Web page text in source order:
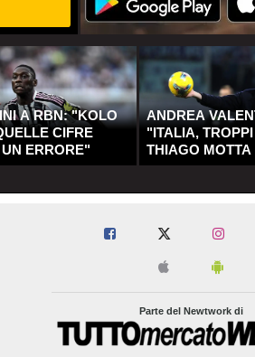
A RBN: "KOLO
CIFRE
ERRORE"
ANDREA
"ITALIA,
THIAGO
Parte del Newtwork di